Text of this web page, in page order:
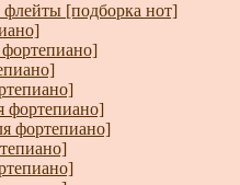
флейты [подборка нот]
фортепиано]
фортепиано]